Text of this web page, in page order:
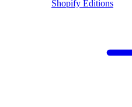
Shopify Editions